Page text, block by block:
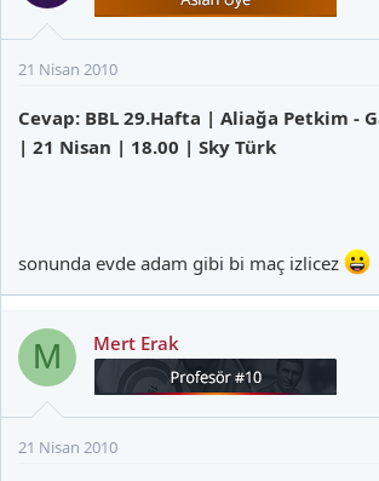
21 Nisan 2010
Cevap: BBL 29.Hafta | Aliağa Petkim -
| 21 Nisan | 18.00 | Sky Türk
sonunda evde adam gibi bi maç izlicez
M Mert Erak
21 Nisan 2010